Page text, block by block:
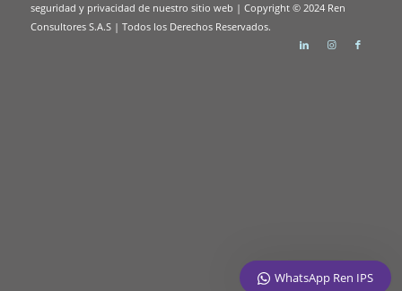
seguridad y privacidad de nuestro sitio web | Copyright © 2024 Ren
Consultores S.A.S | Todos los Derechos Reservados.
WhatsApp Ren IPS